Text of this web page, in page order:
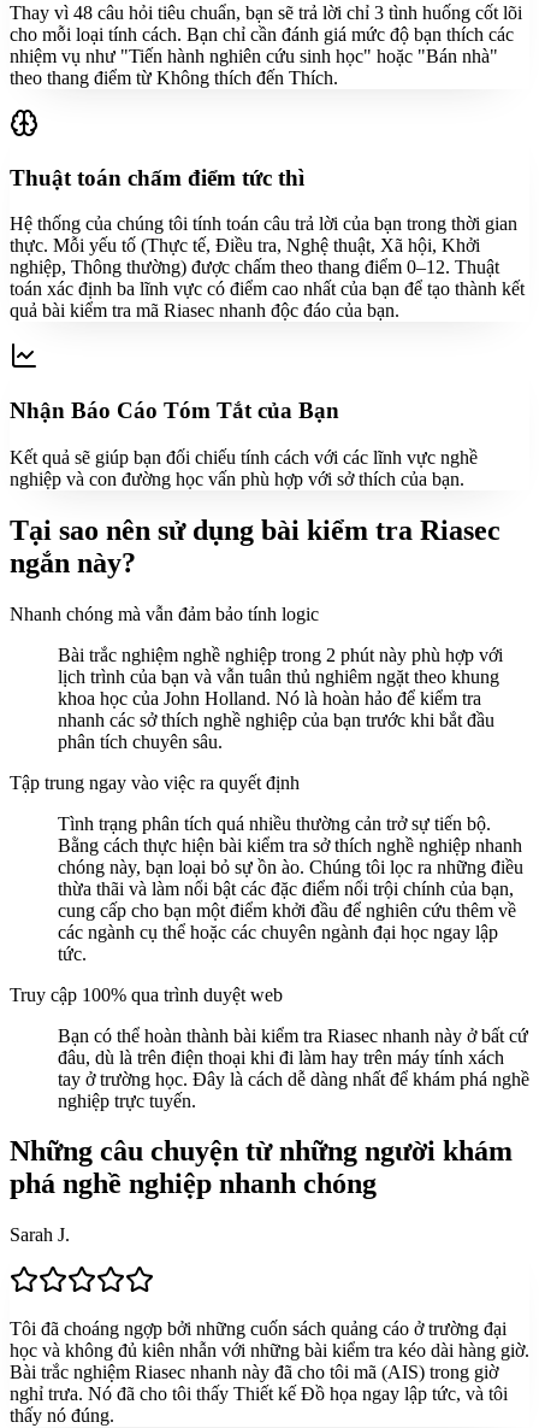
Thay vì 48 câu hỏi tiêu chuẩn, bạn sẽ trả lời chỉ 3 tình huống cốt lõi
cho mỗi loại tính cách. Bạn chỉ cần đánh giá mức độ bạn thích các
nhiệm vụ như "Tiến hành nghiên cứu sinh học" hoặc "Bán nhà"
theo thang điểm từ Không thích đến Thích.
Thuật toán chấm điểm tức thì
Hệ thống của chúng tôi tính toán câu trả lời của bạn trong thời gian
thực. Mỗi yếu tố (Thực tế, Điều tra, Nghệ thuật, Xã hội, Khởi
nghiệp, Thông thường) được chấm theo thang điểm 0–12. Thuật
toán xác định ba lĩnh vực có điểm cao nhất của bạn để tạo thành kết
quả bài kiểm tra mã Riasec nhanh độc đáo của bạn.
Nhận Báo Cáo Tóm Tắt của Bạn
Kết quả sẽ giúp bạn đối chiếu tính cách với các lĩnh vực nghề
nghiệp và con đường học vấn phù hợp với sở thích của bạn.
Tại sao nên sử dụng bài kiểm tra Riasec
ngắn này?
Nhanh chóng mà vẫn đảm bảo tính logic
Bài trắc nghiệm nghề nghiệp trong 2 phút này phù hợp với
lịch trình của bạn và vẫn tuân thủ nghiêm ngặt theo khung
khoa học của John Holland. Nó là hoàn hảo để kiểm tra
nhanh các sở thích nghề nghiệp của bạn trước khi bắt đầu
phân tích chuyên sâu.
Tập trung ngay vào việc ra quyết định
Tình trạng phân tích quá nhiều thường cản trở sự tiến bộ.
Bằng cách thực hiện bài kiểm tra sở thích nghề nghiệp nhanh
chóng này, bạn loại bỏ sự ồn ào. Chúng tôi lọc ra những điều
thừa thãi và làm nổi bật các đặc điểm nổi trội chính của bạn,
cung cấp cho bạn một điểm khởi đầu để nghiên cứu thêm về
các ngành cụ thể hoặc các chuyên ngành đại học ngay lập
tức.
Truy cập 100% qua trình duyệt web
Bạn có thể hoàn thành bài kiểm tra Riasec nhanh này ở bất cứ
đâu, dù là trên điện thoại khi đi làm hay trên máy tính xách
tay ở trường học. Đây là cách dễ dàng nhất để khám phá nghề
nghiệp trực tuyến.
Những câu chuyện từ những người khám
phá nghề nghiệp nhanh chóng
Sarah J.
Tôi đã choáng ngợp bởi những cuốn sách quảng cáo ở trường đại
học và không đủ kiên nhẫn với những bài kiểm tra kéo dài hàng giờ.
Bài trắc nghiệm Riasec nhanh này đã cho tôi mã (AIS) trong giờ
nghỉ trưa. Nó đã cho tôi thấy Thiết kế Đồ họa ngay lập tức, và tôi
thấy nó đúng.